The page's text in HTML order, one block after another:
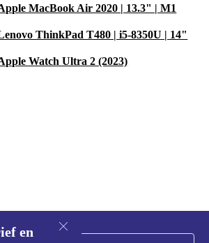
MacBook Air 2020 | 13.3" | M1
ThinkPad T480 | i5-8350U | 14"
Watch Ultra 2 (2023)
en